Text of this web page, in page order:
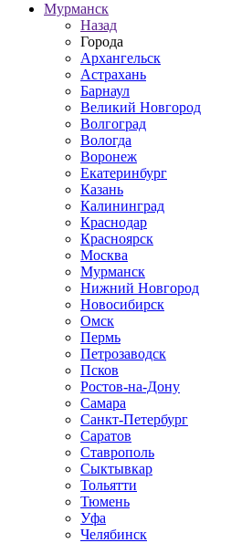
Мурманск
Назад
Города
Архангельск
Астрахань
Барнаул
Великий Новгород
Волгоград
Вологда
Воронеж
Екатеринбург
Казань
Калининград
Краснодар
Красноярск
Москва
Мурманск
Нижний Новгород
Новосибирск
Омск
Пермь
Петрозаводск
Псков
Ростов-на-Дону
Самара
Санкт-Петербург
Саратов
Ставрополь
Сыктывкар
Тольятти
Тюмень
Уфа
Челябинск